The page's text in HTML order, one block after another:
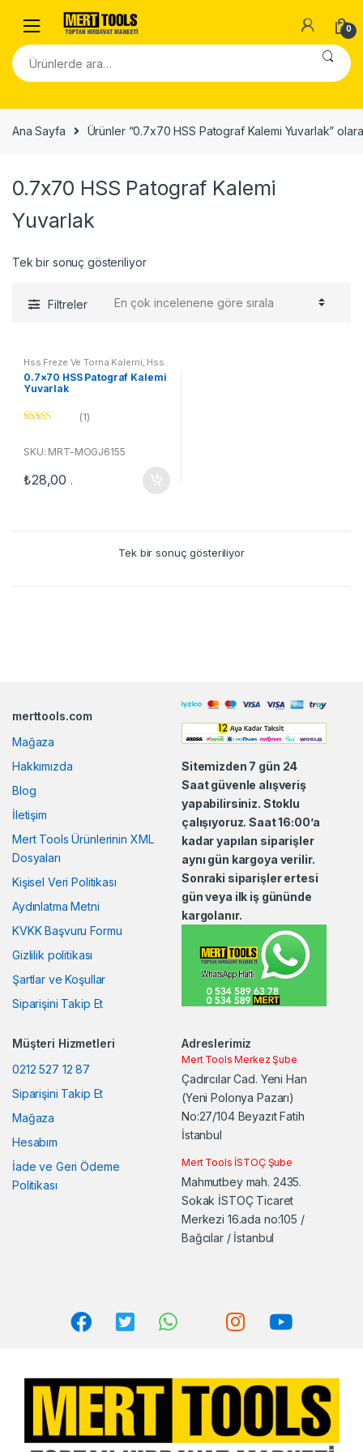
Skip to navigation
Skip to content
0
Ara:
Ana Sayfa Ürünler “0.7x70 HSS Patograf Kalemi Yuvarlak”
0.7x70 HSS Patograf Kalemi
Yuvarlak
Tek bir sonuç gösteriliyor
Filtreler
Hss Freze Ve Torna Kalemi, Hss
Pantograf Kalemi Yuvarlak
0.7×70 HSS Patograf Kalemi
Yuvarlak
(1)
SKU: MRT-MOGJ6155
₺28,00 .
Tek bir sonuç gösteriliyor
C
merttools.com
Mağaza
Hakkımızda
Blog
İletişim
Mert Tools Ürünlerinin XML
Dosyaları
Kişisel Veri Politikası
Aydınlatma Metni
KVKK Başvuru Formu
Gizlilik politikası
Şartlar ve Koşullar
Siparişini Takip Et
Sitemizden 7 gün 24
Saat güvenle alışveriş
yapabilirsiniz. Stoklu
çalışıyoruz. Saat 16:00’a
kadar yapılan siparişler
aynı gün kargoya verilir.
Sonraki siparişler ertesi
gün veya ilk iş gününde
kargolanır.
Müşteri Hizmetleri
0212 527 12 87
Siparişini Takip Et
Mağaza
Hesabım
İade ve Geri Ödeme
Politikası
Adreslerimiz
Mert Tools Merkez Şube
Çadırcılar Cad. Yeni Han
(Yeni Polonya Pazarı)
No:27/104 Beyazıt Fatih
İstanbul
Mert Tools İSTOÇ Şube
Mahmutbey mah. 2435.
Sokak İSTOÇ Ticaret
Merkezi 16.ada no:105 /
Bağcılar / İstanbul